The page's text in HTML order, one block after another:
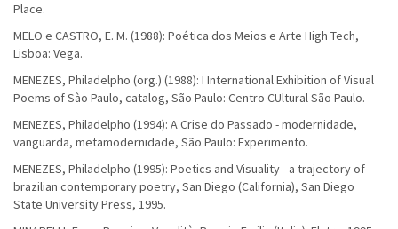
Place.
MELO e CASTRO, E. M. (1988): Poética dos Meios e Arte High Tech,
Lisboa: Vega.
MENEZES, Philadelpho (org.) (1988): I International Exhibition of Visual
Poems of Sào Paulo, catalog, São Paulo: Centro CUltural São Paulo.
MENEZES, Philadelpho (1994): A Crise do Passado - modernidade,
vanguarda, metamodernidade, São Paulo: Experimento.
MENEZES, Philadelpho (1995): Poetics and Visuality - a trajectory of
brazilian contemporary poetry, San Diego (California), San Diego
State University Press, 1995.